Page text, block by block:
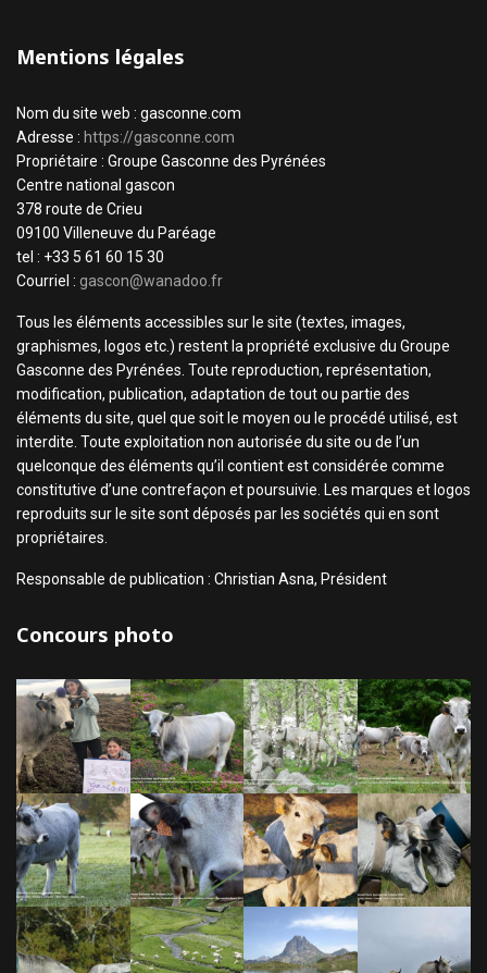
Mentions légales
Nom du site web : gasconne.com
Adresse : https://gasconne.com
Propriétaire : Groupe Gasconne des Pyrénées
Centre national gascon
378 route de Crieu
09100 Villeneuve du Paréage
tel : +33 5 61 60 15 30
Courriel : gascon@wanadoo.fr
Tous les éléments accessibles sur le site (textes, images,
graphismes, logos etc.) restent la propriété exclusive du Groupe
Gasconne des Pyrénées. Toute reproduction, représentation,
modification, publication, adaptation de tout ou partie des
éléments du site, quel que soit le moyen ou le procédé utilisé, est
interdite. Toute exploitation non autorisée du site ou de l’un
quelconque des éléments qu’il contient est considérée comme
constitutive d’une contrefaçon et poursuivie. Les marques et logos
reproduits sur le site sont déposés par les sociétés qui en sont
propriétaires.
Responsable de publication : Christian Asna, Président
Concours photo